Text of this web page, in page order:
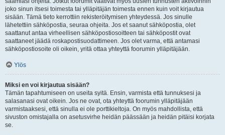
joko sinun itsesi toimesta tai ylläpitäjän toimesta ennen kuin voit kirjautua
sisään. Tämä tieto kerrottiin rekisteröitymisen yhteydessä. Jos sinulle
lähetettiin sähköpostia, seuraa ohjeita. Jos et saanut sähköpostia, olet
saattanut antaa virheellisen sähköpostiosoitteen tai sähköpostit ovat
saattaneet jäädä roskapostisuodattimeen. Jos olet varma, että antamasi
sähköpostiosoite oli oikein, yritä ottaa yhteyttä foorumin ylläpitäjään.
Ylös
Miksi en voi kirjautua sisään?
Tämän tapahtumiseen on useita syitä. Ensin, varmista että tunnuksesi ja
salasanasi ovat oikein. Jos ne ovat, ota yhteyttä foorumin ylläpitäjään
varmistaaksesi, että sinulla ei ole porttikieltoja. On myös mahdollista, että
sivuston omistajalla on asetusvirhe heidän päässään ja heidän pitäisi korjata
se.